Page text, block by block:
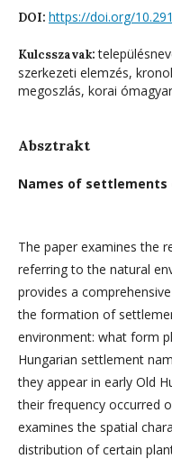
DOI: https://doi.org/
Kulcsszavak:
szerkezeti elemzés,
megoszlás, korai
Absztrakt
Names of settlements
The paper examines the
referring to the natural
provides a
the formation of
environment: what form
Hungarian settlement
they appear in early Old
their frequency occurred
examines the spatial
distribution of certain